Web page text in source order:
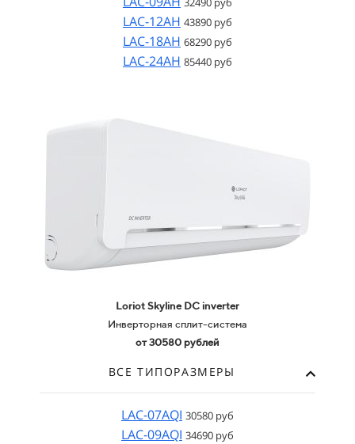
LAC-12AH 43890 руб
LAC-18AH 68290 руб
LAC-24AH 85440 руб
Loriot SkylineDC inverter
Инверторная сплит-система
от 30580 рублей
ВСЕ ТИПОРАЗМЕРЫ
LAC-07AQI 30580 руб
LAC-09AQI 34690 руб